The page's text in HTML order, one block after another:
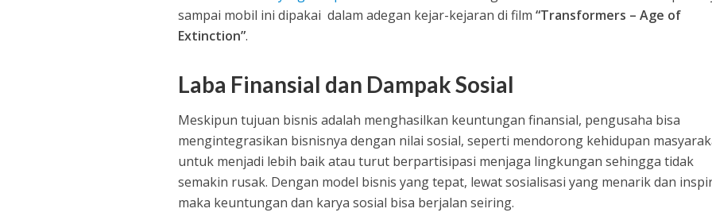
sampai mobil ini dipakai dalam adegan kejar-kejaran di film “Transformers – Age of
Extinction”.
Laba Finansial dan Dampak Sosial
Meskipun tujuan bisnis adalah menghasilkan keuntungan finansial, pengusaha bisa
mengintegrasikan bisnisnya dengan nilai sosial, seperti mendorong kehidupan
untuk menjadi lebih baik atau turut berpartisipasi menjaga lingkungan sehingga tidak
semakin rusak. Dengan model bisnis yang tepat, lewat sosialisasi yang menarik dan
maka keuntungan dan karya sosial bisa berjalan seiring.